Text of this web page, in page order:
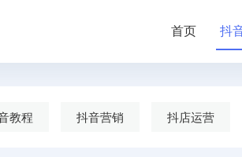
首页 抖
教程 抖音营销 抖店运营